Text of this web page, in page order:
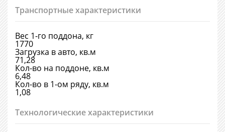
Транспортные характеристики
Вес 1-го поддона, кг
1770
Загрузка в авто, кв.м
71,28
Кол-во на поддоне, кв.м
6,48
Кол-во в 1-ом ряду, кв.м
1,08
Технологические характеристики